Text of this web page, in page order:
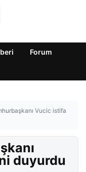
Forum
Vucic istifa
duyurdu